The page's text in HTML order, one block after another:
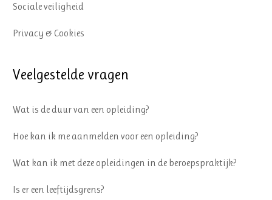
Sociale veiligheid
Privacy & Cookies
Veelgestelde vragen
Wat is de duur van een opleiding?
Hoe kan ik me aanmelden voor een opleiding?
Wat kan ik met deze opleidingen in de beroepspraktijk?
Is er een leeftijdsgrens?